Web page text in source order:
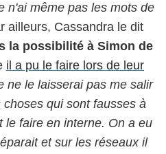
n'ai même pas les mots de
ailleurs, Cassandra le dit
la possibilité à Simon de
il a pu le faire lors de leur
ne le laisserai pas me salir
qui sont fausses à
le faire en interne. On a eu
et sur les réseaux il